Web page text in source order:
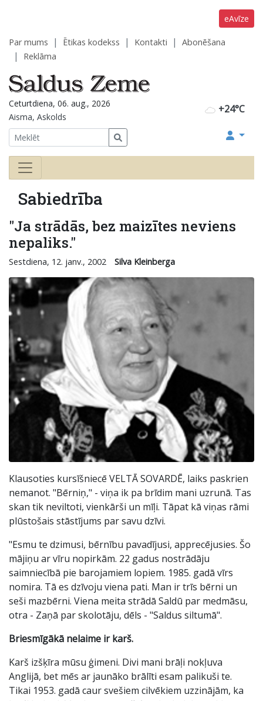
eAvīze
Par mums Ētikas kodekss Kontakti
Abonēšana
Reklāma
+24°C
Ceturtdiena, 06. aug., 2026
Aisma, Askolds
Sabiedrība
"Ja strādās, bez maizītes neviens
nepaliks."
Sestdiena, 12. janv., 2002 Silva Kleinberga
Klausoties kursīšniecē VELTĀ SOVARDĒ, laiks paskrien
nemanot. "Bērniņ," - viņa ik pa brīdim mani uzrunā. Tas
skan tik neviltoti, vienkārši un mīļi. Tāpat kā viņas rāmi
plūstošais stāstījums par savu dzīvi.
"Esmu te dzimusi, bērnību pavadījusi, apprecējusies. Šo
mājiņu ar vīru nopirkām. 22 gadus nostrādāju
saimniecībā pie barojamiem lopiem. 1985. gadā vīrs
nomira. Tā es dzīvoju viena pati. Man ir trīs bērni un
seši mazbērni. Viena meita strādā Saldū par medmāsu,
otra - Zaņā par skolotāju, dēls - "Saldus siltumā".
Briesmīgākā nelaime ir karš.
Karš izšķīra mūsu ģimeni. Divi mani brāļi nokļuva
Anglijā, bet mēs ar jaunāko brālīti esam palikuši te.
Tikai 1953. gadā caur svešiem cilvēkiem uzzinājām, ka